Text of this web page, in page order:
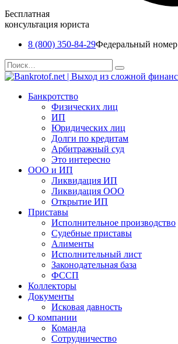
Бесплатная
консультация юриста
8 (800) 350-84-29Федеральный номер
Перейти
к
Search
for:
Банкротство
Физических лиц
ИП
Юридических лиц
Долги по кредитам
Арбитражный суд
Это интересно
ООО и ИП
Ликвидация ИП
Ликвидация ООО
Открытие ИП
Приставы
Исполнительное производство
Судебные приставы
Алименты
Исполнительный лист
Законодательная база
ФССП
Коллекторы
Документы
Исковая давность
О компании
Команда
Сотрудничество